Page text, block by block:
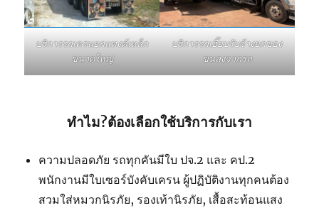
บริการรถเครนยกแทงค์เหล็ก
ขนาดใหญ่
บริการรถเฮี๊ยบรับจ้างยกของ
ขนลงจากรถ
ทำไม?ต้องเลือกใช้บริการกับเรา
ความปลอดภัย รถทุกคันมีใบ ปจ.2 และ คป.2
พนักงานมีใบเซอร์บังคับเครน ผู้ปฏิบัติงานทุกคนต้อง
สวมใส่หมวกนิรภัย, รองเท้านิรภัย, เสื้อสะท้อนแสง